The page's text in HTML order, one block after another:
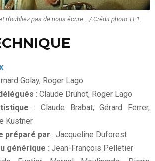
n'oubliez pas de nous écrire... / Crédit photo TF1.
Golay, Roger Lago
: Claude Druhot, Roger Lago
: Claude Brabat, Gérard Ferrer,
Kustner
préparé par : Jacqueline Duforest
générique : Jean-François Pelletier